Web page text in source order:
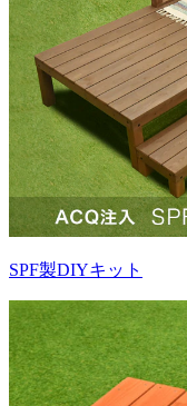
SPF製DIYキット